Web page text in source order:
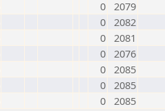
0 2079
0 2082
0 2081
0 2076
0 2085
0 2085
0 2085